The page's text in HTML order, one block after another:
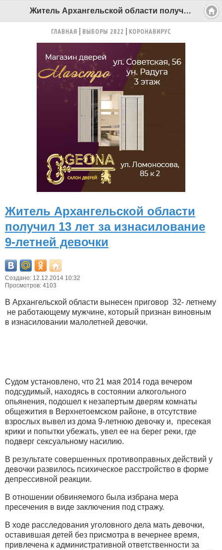
Житель Архангельской области получил 13 лет за изнасилование 9-летней девочки - Беломорканал Северодвинск tv29.ru
ГЛАВНАЯ ВЫБОРЫ 2022 КОРОНАВИРУС
Житель Архангельской области
получил 13 лет за изнасилование
9-летней девочки
Создано: 12.12.2014 10:32
Просмотров: 4103
В Архангельской области вынесен приговор 32- летнему
не работающему мужчине, который признан виновным
в изнасиловании малолетней девочки.
Судом установлено, что 21 мая 2014 года вечером
подсудимый, находясь в состоянии алкогольного
опьянения, подошел к незапертым дверям комнаты
общежития в Верхнетоемском районе, в отсутствие
взрослых вывел из дома 9-летнюю девочку и, пресекая
крики и попытки убежать, увел ее на берег реки, где
подверг сексуальному насилию.
В результате совершенных противоправных действий у
девочки развилось психическое расстройство в форме
депрессивной реакции.
В отношении обвиняемого была избрана мера
пресечения в виде заключения под стражу.
В ходе расследования уголовного дела мать девочки,
оставившая детей без присмотра в вечернее время,
привлечена к административной ответственности за